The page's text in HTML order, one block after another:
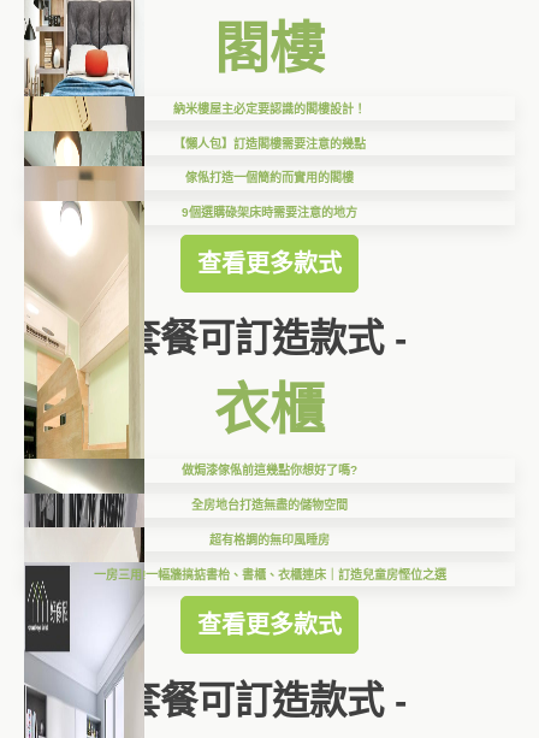
閣樓
納米樓屋主必定要認識的閣樓設計！
【懶人包】訂造閣樓需要注意的幾點
傢俬打造一個簡約而實用的閣樓
9個選購碌架床時需要注意的地方
查看更多款式
套餐可訂造款式 -
衣櫃
做焗漆傢俬前這幾點你想好了嗎?
全房地台打造無盡的儲物空間
超有格調的無印風睡房
一房三用!一幅牆搞掂書枱、書櫃、衣櫃連床｜訂造兒童房慳位之選
查看更多款式
套餐可訂造款式 -